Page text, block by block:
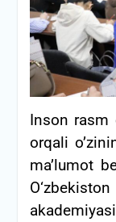
Inson rasm
orqali
ma’lumot